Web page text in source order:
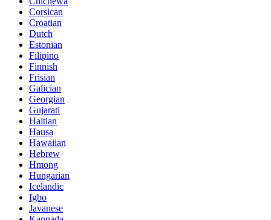
Corsican
Croatian
Dutch
Estonian
Filipino
Finnish
Frisian
Galician
Georgian
Gujarati
Haitian
Hausa
Hawaiian
Hebrew
Hmong
Hungarian
Icelandic
Igbo
Javanese